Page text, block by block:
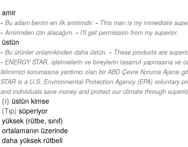
amir
Bu adam benim en ilk amirimdir. - This man is my immediate
Amirimden izin alacağım. - I'll get permission from my superior.
üstün
Bu ürünler onlarınkinden daha üstün. - These products are
ENERGY STAR, işletmelerin ve bireylerin tasarruf yapmasına ve
iklimimizi korumasına yardımcı olan bir ABD Çevre Koruma Ajansı
STAR is a U.S. Environmental Protection Agency (EPA) voluntary
and individuals save money and protect our climate through
{i} üstün kimse
(Tıp) süperiyor
yüksek (rütbe, sınıf)
ortalamanın üzerinde
daha yüksek rütbeli